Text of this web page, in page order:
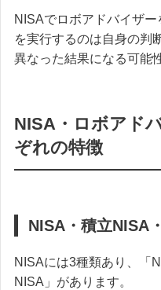
NISAでロボアドバイザ
を実行するのは自身の判
異なった結果になる可能
NISA・ロボアド
ぞれの特徴
NISA・積立NISA
NISAには3種類あり、「
NISA」があります。